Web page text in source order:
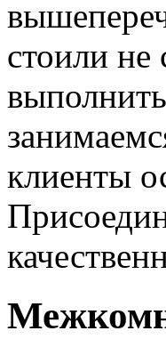
стоили
клиенты